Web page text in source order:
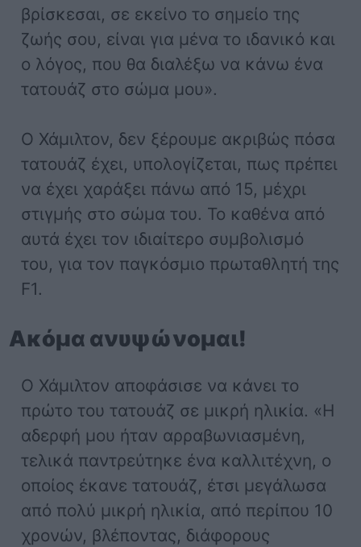
βρίσκεσαι, σε εκείνο το σημείο της
ζωής σου, είναι για μένα το ιδανικό και
ο λόγος, που θα διαλέξω να κάνω ένα
τατουάζ στο σώμα μου».
Ο Χάμιλτον, δεν ξέρουμε ακριβώς πόσα
τατουάζ έχει, υπολογίζεται, πως πρέπει
να έχει χαράξει πάνω από 15, μέχρι
στιγμής στο σώμα του. Το καθένα από
αυτά έχει τον ιδιαίτερο συμβολισμό
του, για τον παγκόσμιο πρωταθλητή της
F1.
Ακόμα ανυψώνομαι!
Ο Χάμιλτον αποφάσισε να κάνει το
πρώτο του τατουάζ σε μικρή ηλικία. «Η
αδερφή μου ήταν αρραβωνιασμένη,
τελικά παντρεύτηκε ένα καλλιτέχνη, ο
οποίος έκανε τατουάζ, έτσι μεγάλωσα
από πολύ μικρή ηλικία, από περίπου 10
χρονών, βλέποντας, διάφορους